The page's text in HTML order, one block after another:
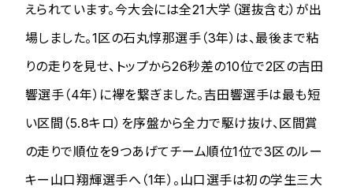
えられています。今大会には全21大学（選抜含む）が出
場しました。1区の石丸惇那選手（3年）は、最後まで粘
りの走りを見せ、トップから26秒差の10位で2区の吉田
響選手（4年）に襷を繋ぎました。吉田響選手は最も短
い区間（5.8キロ）を序盤から全力で駆け抜け、区間賞
の走りで順位を9つあげてチーム順位1位で3区のルー
キー山口翔輝選手へ（1年）。山口選手は初の学生三大